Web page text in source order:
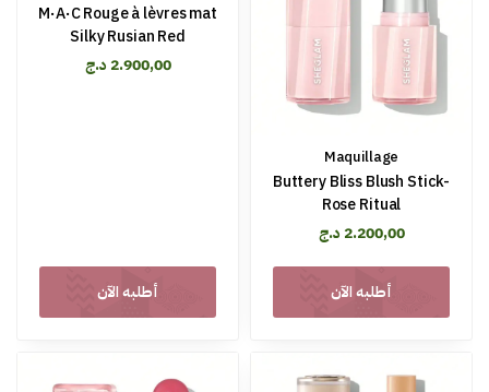
M·A·C Rouge à lèvres mat
Silky Rusian Red
2.900,00 د.ج
أطلبه الآن
Maquillage
Buttery Bliss Blush Stick-
Rose Ritual
2.200,00 د.ج
أطلبه الآن